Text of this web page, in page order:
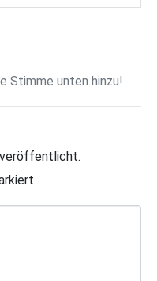
Stimme unten hinzu!
veröffentlicht.